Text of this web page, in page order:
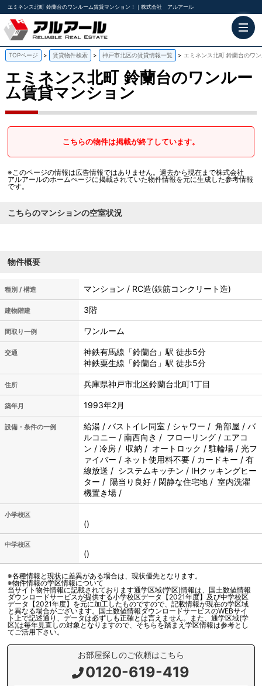
エミネンス北町 鈴蘭台のワンルーム賃貸マンション！｜株式会社 アルアール
TOPページ 賃貸物件検索 神戸市北区の賃貸情報一覧 エミネンス北町 鈴蘭台のワ
エミネンス北町 鈴蘭台のワンルー
ム賃貸マンション
こちらの物件は掲載が終了しています。
※このページの情報は広告情報ではありません。過去から現在まで株式会社
アルアールのホームぺージに掲載されていた物件情報を元に生成した参考情報
です。
こちらのマンションの空室状況
物件概要
種別 / 構造 マンション / RC造(鉄筋コンクリート造)
建物階建 3階
間取り一例 ワンルーム
交通
神鉄有馬線「鈴蘭台」駅 徒歩5分
神鉄粟生線「鈴蘭台」駅 徒歩5分
住所 兵庫県神戸市北区鈴蘭台北町1丁目
築年月 1993年2月
設備・条件の一例
給湯 / バストイレ同室 / シャワー / 角部屋 / バ
ルコニー / 南西向き / フローリング / エアコ
ン / 冷房 / 収納 / オートロック / 駐輪場 / 光フ
ァイバー / ネット使用料不要 / カードキー / 有
線放送 / システムキッチン / IHクッキングヒー
ター / 陽当り良好 / 閑静な住宅地 / 室内洗濯
機置き場 /
小学校区
()
中学校区
()
※各種情報と現状に差異がある場合は、現状優先となります。
※物件情報の学区情報について
当サイト物件情報に記載されております通学区域(学区)情報は、国土数値情報
ダウンロードサービスが提供する小学校区データ【2021年度】及び中学校区
データ【2021年度】を元に加工したものですので、記載情報が現在の学区域
と異なる場合がございます。国土数値情報ダウンロードサービスのWEBサイ
ト上で記述通り、データは必ずしも正確とは言えません。また、通学区域(学
区)は毎年見直しの対象となりますので、そちらを踏まえ学区情報は参考とし
てご活用下さい。
お部屋探しのご依頼はこちら
0120-619-419